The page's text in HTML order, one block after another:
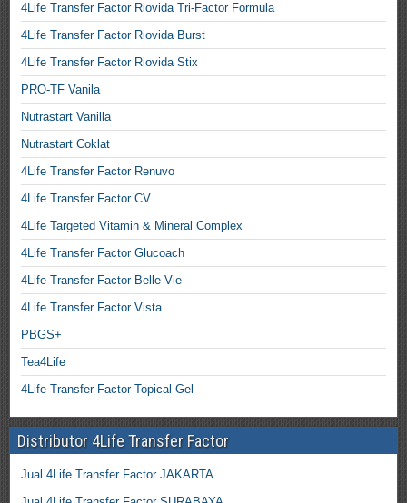
4Life Transfer Factor Riovida Tri-Factor Formula
4Life Transfer Factor Riovida Burst
4Life Transfer Factor Riovida Stix
PRO-TF Vanila
Nutrastart Vanilla
Nutrastart Coklat
4Life Transfer Factor Renuvo
4Life Transfer Factor CV
4Life Targeted Vitamin & Mineral Complex
4Life Transfer Factor Glucoach
4Life Transfer Factor Belle Vie
4Life Transfer Factor Vista
PBGS+
Tea4Life
4Life Transfer Factor Topical Gel
Distributor 4Life Transfer Factor
Jual 4Life Transfer Factor JAKARTA